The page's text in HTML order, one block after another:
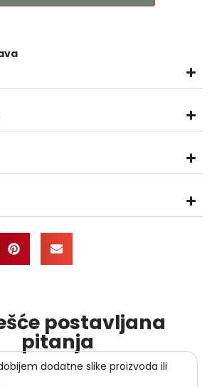
postavljana
pitanja
dodatne slike proizvoda ili